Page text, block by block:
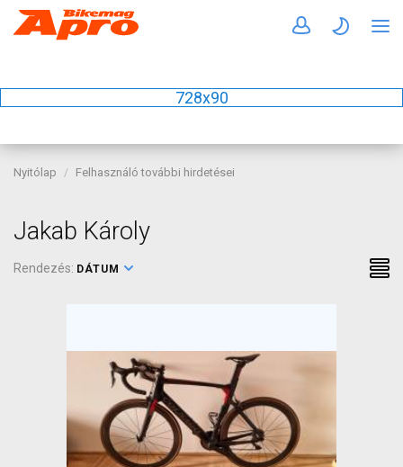
728x90
Nyitólap Felhasználó további hirdetései
Jakab Károly
Rendezés: DÁTUM